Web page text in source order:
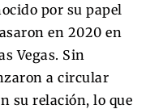
por su papel
en 2020 en
Vegas. Sin
a circular
su relación, lo que